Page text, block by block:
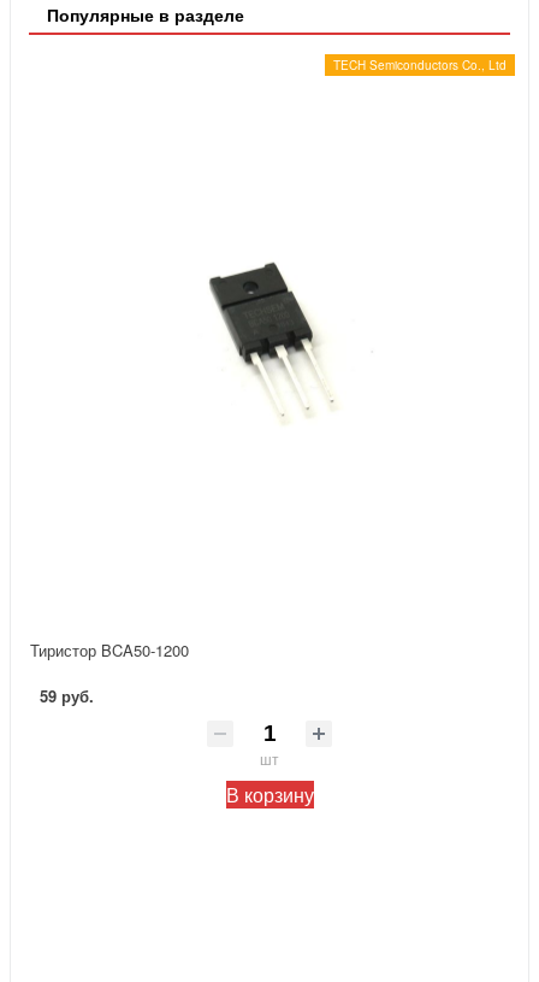
Популярные в разделе
TECH Semiconductors Co., Ltd
Тиристор BCA50-1200
59 руб.
шт
В корзину